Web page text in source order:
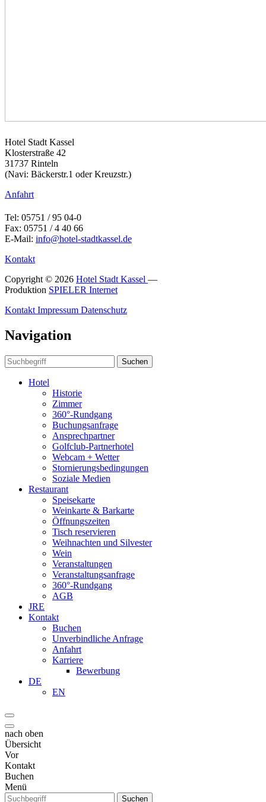
Hotel Stadt Kassel
Klosterstraße 42
31737 Rinteln
(Navi: Bäckerstr.1 oder Kreuzstr.)
Anfahrt
Tel: 05751 / 95 04-0
Fax: 05751 / 4 40 66
E-Mail: info@hotel-stadtkassel.de
Kontakt
Copyright © 2026 Hotel Stadt Kassel —
Produktion SPIELER Internet
Kontakt Impressum Datenschutz
Navigation
Suchen
Hotel
Historie
Zimmer
360°-Rundgang
Buchungsanfrage
Ansprechpartner
Golfclub-Partnerhotel
Webcam + Wetter
Stornierungsbedingungen
Soziale Medien
Restaurant
Speisekarte
Weinkarte & Barkarte
Öffnungszeiten
Tisch reservieren
Weihnachten und Silvester
Wein
Veranstaltungen
Veranstaltungsanfrage
360°-Rundgang
AGB
JRE
Kontakt
Buchen
Unverbindliche Anfrage
Anfahrt
Karriere
Bewerbung
DE
EN
nach oben
Übersicht
Vor
Kontakt
Buchen
Menü
Suchen